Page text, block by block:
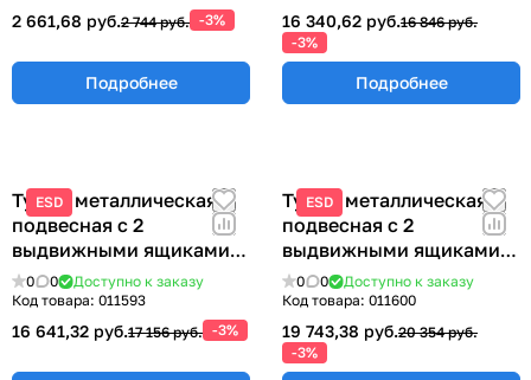
2 661,68 руб.2 744 руб. -3%
Подробнее
16 340,62 руб.16 846 руб.
-3%
Подробнее
ESD
Тумба металлическая
подвесная с 2
выдвижными ящиками
233х580х490 мм ТПМ-2
0 0
Доступно к заказу
Код товара: 011593
16 641,32 руб.17 156 руб. -3%
ESD
Тумба металлическая
подвесная с 2
выдвижными ящиками
355х580х490 мм.
ТПМ-2Б
0 0
Доступно к заказу
Код товара: 011600
19 743,38 руб.20 354 руб.
-3%